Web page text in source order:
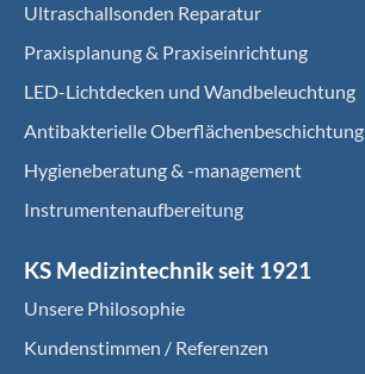
Ultraschallsonden Reparatur
Praxisplanung & Praxiseinrichtung
LED-Lichtdecken und Wandbeleuchtung
Antibakterielle Oberflächenbeschichtung
Hygieneberatung & -management
Instrumentenaufbereitung
KS Medizintechnik seit 1921
Unsere Philosophie
Kundenstimmen / Referenzen